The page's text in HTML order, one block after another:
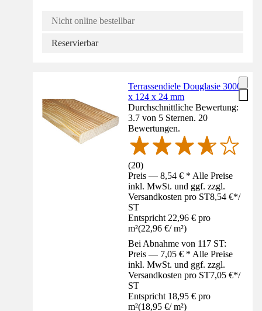
Nicht online bestellbar
Reservierbar
Terrassendiele Douglasie 3000
x 124 x 24 mm
Durchschnittliche Bewertung:
3.7 von 5 Sternen. 20
Bewertungen.
(20)
Preis — 8,54 € * Alle Preise
inkl. MwSt. und ggf. zzgl.
Versandkosten pro ST8,54 €*/
ST
Entspricht 22,96 € pro
m²(22,96 €/ m²)
Bei Abnahme von 117 ST:
Preis — 7,05 € * Alle Preise
inkl. MwSt. und ggf. zzgl.
Versandkosten pro ST7,05 €*/
ST
Entspricht 18,95 € pro
m²(18,95 €/ m²)